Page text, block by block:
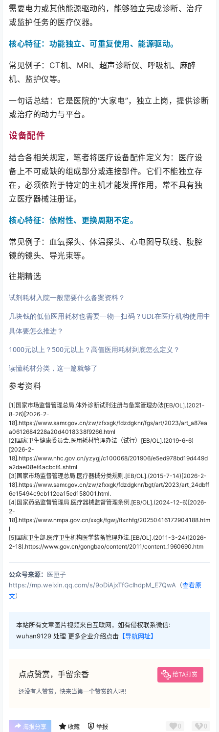
需要电力或其他能源驱动的，能够独立完成诊断、治疗
或监护任务的医疗仪器。
核心特征：功能独立、可重复使用、能源驱动。
常见例子：CT机、MRI、超声诊断仪、呼吸机、麻醉
机、监护仪等。
一句话总结：它是医院的“大家电”，独立上岗，提供诊断
或治疗的动力与平台。
设备配件
结合各相关规定，笔者将医疗设备配件定义为：医疗设
备上不可或缺的组成部分或连接部件。它们不能独立存
在，必须依附于特定的主机才能发挥作用，常不具有独
立医疗器械注册证。
核心特征：依附性、更换周期不定。
常见例子：血氧探头、体温探头、心电图导联线、腹腔
镜的镜头、导光束等。
往期精选
试剂耗材入院一般需要什么备案资料？
几块钱的低值医用耗材也需要一物一扫码？UDI在医疗机构使用中
具体要怎么推进？
1000元以上？500元以上？高值医用耗材到底怎么定义？
读懂耗材分类，这一篇就够了
参考资料
[1]国家市场监督管理总局.体外诊断试剂注册与备案管理办法[EB/OL].(2021-
8-26)[2026-2-
18].https://www.samr.gov.cn/zw/zfxxgk/fdzdgknr/fgs/art/2023/art_a87ea
a0612684228a20d4018338f9266.html
[2]国家卫生健康委员会. 医用耗材管理办法（试行） [EB/OL].(2019-6-6)
[2026-2-
18].https://www.nhc.gov.cn/yzygj/c100068/201906/e5ed978bd19d449d
a2dae08ef4acbcf4.shtml
[3]国家市场监督管理总局. 医疗器械分类规则.[EB/OL].(2015-7-14)[2026-2-
18].https://www.samr.gov.cn/zw/zfxxgk/fdzdgknr/bgt/art/2023/art_24dbff
6e15494c9cb112ea15ed158001.html.
[4]国家药品监督管理局.医疗器械监督管理条例.[EB/OL].(2024-12-6)[2026-
2-
18].https://www.nmpa.gov.cn/xxgk/fgwj/flxzhfg/20250416172904188.htm
l
[5]国家卫生部. 医疗卫生机构医学装备管理办法.[EB/OL].(2011-3-24)[2026-
2-18].https://www.gov.cn/gongbao/content/2011/content_1960690.htm
公众号来源： 医匣子
https://mp.weixin.qq.com/s/9oDiAjxTfGcIhdpM_E7QwA（查看原
文）
本站所有文章图片视频来自互联网，如有侵权联系微信:
wuhan9129 处理 更多企业介绍点击 【导航网址】
点点赞赏，手留余香 给TA打赏
还没有人赞赏，快来当第一个赞赏的人吧！
海报分享 收藏 举报 0 0